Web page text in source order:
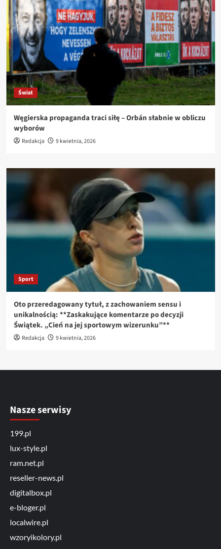
Świat
Węgierska propaganda traci siłę – Orbán słabnie w obliczu
wyborów
Redakcja 9 kwietnia, 2026
Sport
Oto przeredagowany tytuł, z zachowaniem sensu i
unikalnością: **Zaskakujące komentarze po decyzji
Świątek. „Cień na jej sportowym wizerunku”**
Redakcja 9 kwietnia, 2026
Nasze serwisy
199.pl
lux-style.pl
ram.net.pl
reseller-news.pl
digitalbox.pl
e-bloger.pl
localwire.pl
wzoryikolory.pl